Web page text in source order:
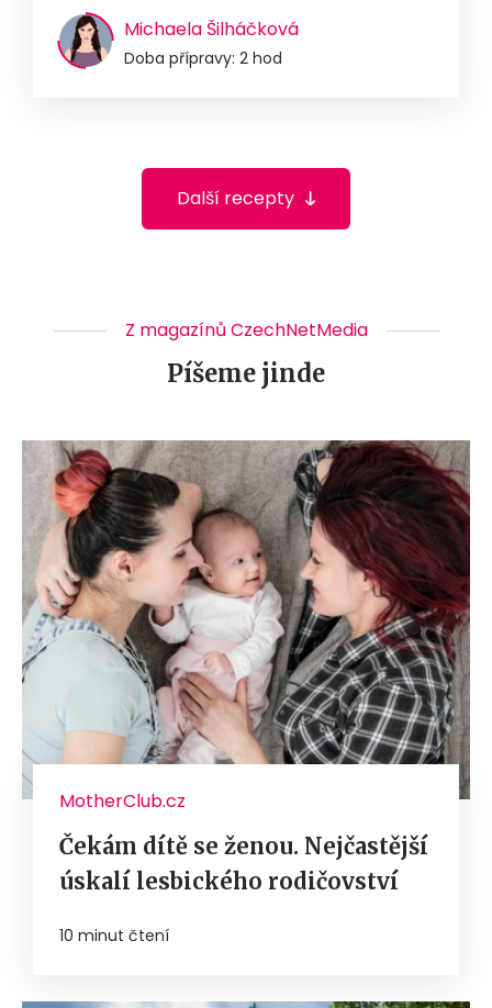
Michaela Šilháčková
Doba přípravy: 2 hod
Další recepty
Z magazínů CzechNetMedia
Píšeme jinde
MotherClub.cz
Čekám dítě se ženou. Nejčastější
úskalí lesbického rodičovství
10 minut čtení